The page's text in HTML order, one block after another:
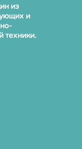
из
и
техники.